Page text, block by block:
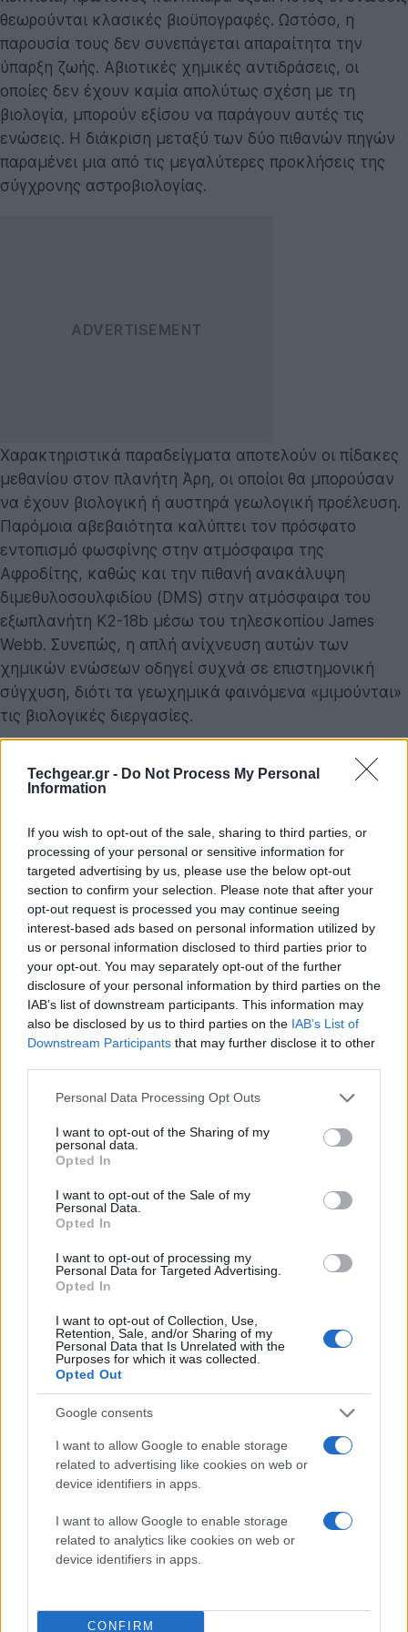
Techgear.gr - Do Not Process My Personal
Information
If you wish to opt-out of the sale, sharing to third parties, or
processing of your personal or sensitive information for
targeted advertising by us, please use the below opt-out
section to confirm your selection. Please note that after your
opt-out request is processed you may continue seeing
interest-based ads based on personal information utilized by
us or personal information disclosed to third parties prior to
your opt-out. You may separately opt-out of the further
disclosure of your personal information by third parties on the
IAB’s list of downstream participants. This information may
also be disclosed by us to third parties on the IAB’s List of
Downstream Participants that may further disclose it to other
Please note that this website/app uses one or more Google
not limited to your visit or usage behaviour. You may click to
grant or deny consent to Google and its third-party tags to
use your data for below specified purposes in below Google
consent section.
Personal Data Processing Opt Outs
I want to opt-out of the Sharing of my
personal data.
Opted In
I want to opt-out of the Sale of my
Personal Data.
Opted In
I want to opt-out of processing my
Personal Data for Targeted Advertising.
Opted In
I want to opt-out of Collection, Use,
Retention, Sale, and/or Sharing of my
Personal Data that Is Unrelated with the
Purposes for which it was collected.
Opted Out
Google consents
I want to allow Google to enable storage
related to advertising like cookies on web or
device identifiers in apps.
I want to allow Google to enable storage
related to analytics like cookies on web or
device identifiers in apps.
CONFIRM
θεωρούνται κλασικές βιοϋπογραφές. Ωστόσο, η
παρουσία τους δεν συνεπάγεται απαραίτητα την
ύπαρξη ζωής. Αβιοτικές χημικές αντιδράσεις, οι
οποίες δεν έχουν καμία απολύτως σχέση με τη
βιολογία, μπορούν εξίσου να παράγουν αυτές τις
ενώσεις. Η διάκριση μεταξύ των δύο πιθανών πηγών
παραμένει μια από τις μεγαλύτερες προκλήσεις της
σύγχρονης αστροβιολογίας.
Χαρακτηριστικά παραδείγματα αποτελούν οι πίδακες
μεθανίου στον πλανήτη Άρη, οι οποίοι θα μπορούσαν
να έχουν βιολογική ή αυστηρά γεωλογική προέλευση.
Παρόμοια αβεβαιότητα καλύπτει τον πρόσφατο
εντοπισμό φωσφίνης στην ατμόσφαιρα της
Αφροδίτης, καθώς και την πιθανή ανακάλυψη
διμεθυλοσουλφιδίου (DMS) στην ατμόσφαιρα του
εξωπλανήτη K2-18b μέσω του τηλεσκοπίου James
Webb. Συνεπώς, η απλή ανίχνευση αυτών των
χημικών ενώσεων οδηγεί συχνά σε επιστημονική
σύγχυση, διότι τα γεωχημικά φαινόμενα «μιμούνται»
τις βιολογικές διεργασίες.
Η νέα μεθοδολογία: Μαθαίνοντας από την
Οικολογία
δανειζόμενη αρχές από την οικολογία. Αντί να
αναζητούν απλώς μεμονωμένα μόρια, οι ερευνητές
επικεντρώθηκαν στον τρόπο με τον οποίο αυτά τα
μόρια είναι οργανωμένα, εστιάζοντας σε δύο δείκτες:
την ποικιλομορφία και την κατανομή.
Η έρευνα εστίασε στα αμινοξέα, τα οποία
σχηματίζουν πεπτίδια και δομούν τις πρωτεΐνες των
κυττάρων, και στα λιπαρά οξέα, που συνθέτουν τις
κυτταρικές μεμβράνες. Η ερευνητική ομάδα ανέλυσε
μετεωρίτες, μικρόβια, εδάφη και συνθετικά
εργαστηριακά δείγματα. Τα αποτελέσματα, που
δημοσιεύθηκαν
αμινοξέα δημιουργούνται από ζωντανούς
οργανισμούς, εμφανίζονται σημαντικά πιο
ποικιλόμορφα και πιο ομοιόμορφα κατανεμημένα.
Αντιθέτως, τα λιπαρά οξέα ακολουθούν τον αντίθετο
κανόνα, όντας λιγότερο ποικιλόμορφα και λιγότερο
ομοιόμορφα όταν προέρχονται από βιολογικές πηγές.
Όπως επισημαίνουν, η μεθοδολογία αυτή καθιστά την
έρευνα σαφώς πιο αποδοτική. Εάν η οργάνωση ενός
μοριακού συνόλου δεν θυμίζει τα μοτίβα που αφήνει
πίσω της η ζωή, ο συγκεκριμένος στόχος μπορεί να
λάβει αυτομάτως χαμηλότερη προτεραιότητα για
περαιτέρω μελέτη, εξοικονομώντας πολύτιμους
Βεβαίως, η μέθοδος απαιτεί ολοκληρωμένα σύνολα
δεδομένων για να λειτουργήσει. Για μεμονωμένα
καθώς τα υπάρχοντα δεδομένα δεν επαρκούν για την